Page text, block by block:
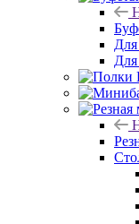
Для